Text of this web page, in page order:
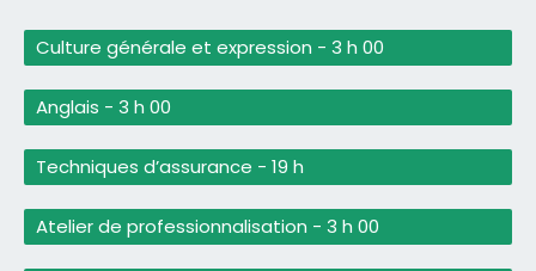
Culture générale et expression - 3 h 00
Anglais - 3 h 00
Techniques d’assurance - 19 h
Atelier de professionnalisation - 3 h 00